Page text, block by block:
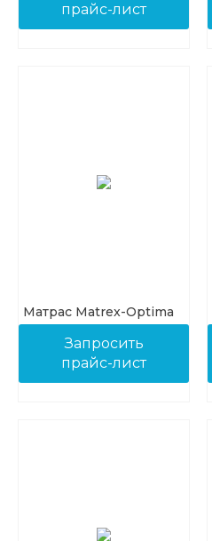
прайс-лист
Матрас Matrex-Optima
Запросить
прайс-лист